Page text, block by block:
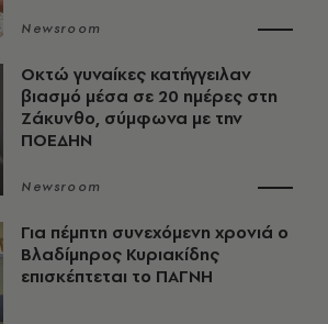
Newsroom
Οκτώ γυναίκες κατήγγειλαν
βιασμό μέσα σε 20 ημέρες στη
Ζάκυνθο, σύμφωνα με την
ΠΟΕΔΗΝ
Newsroom
Για πέμπτη συνεχόμενη χρονιά ο
Βλαδίμηρος Κυριακίδης
επισκέπτεται το ΠΑΓΝΗ